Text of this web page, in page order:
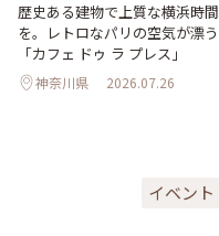
歴史ある建物で上質な横浜時間
を。レトロなパリの空気が漂う
「カフェ ドゥ ラ プレス」
神奈川県 2026.07.26
イベント